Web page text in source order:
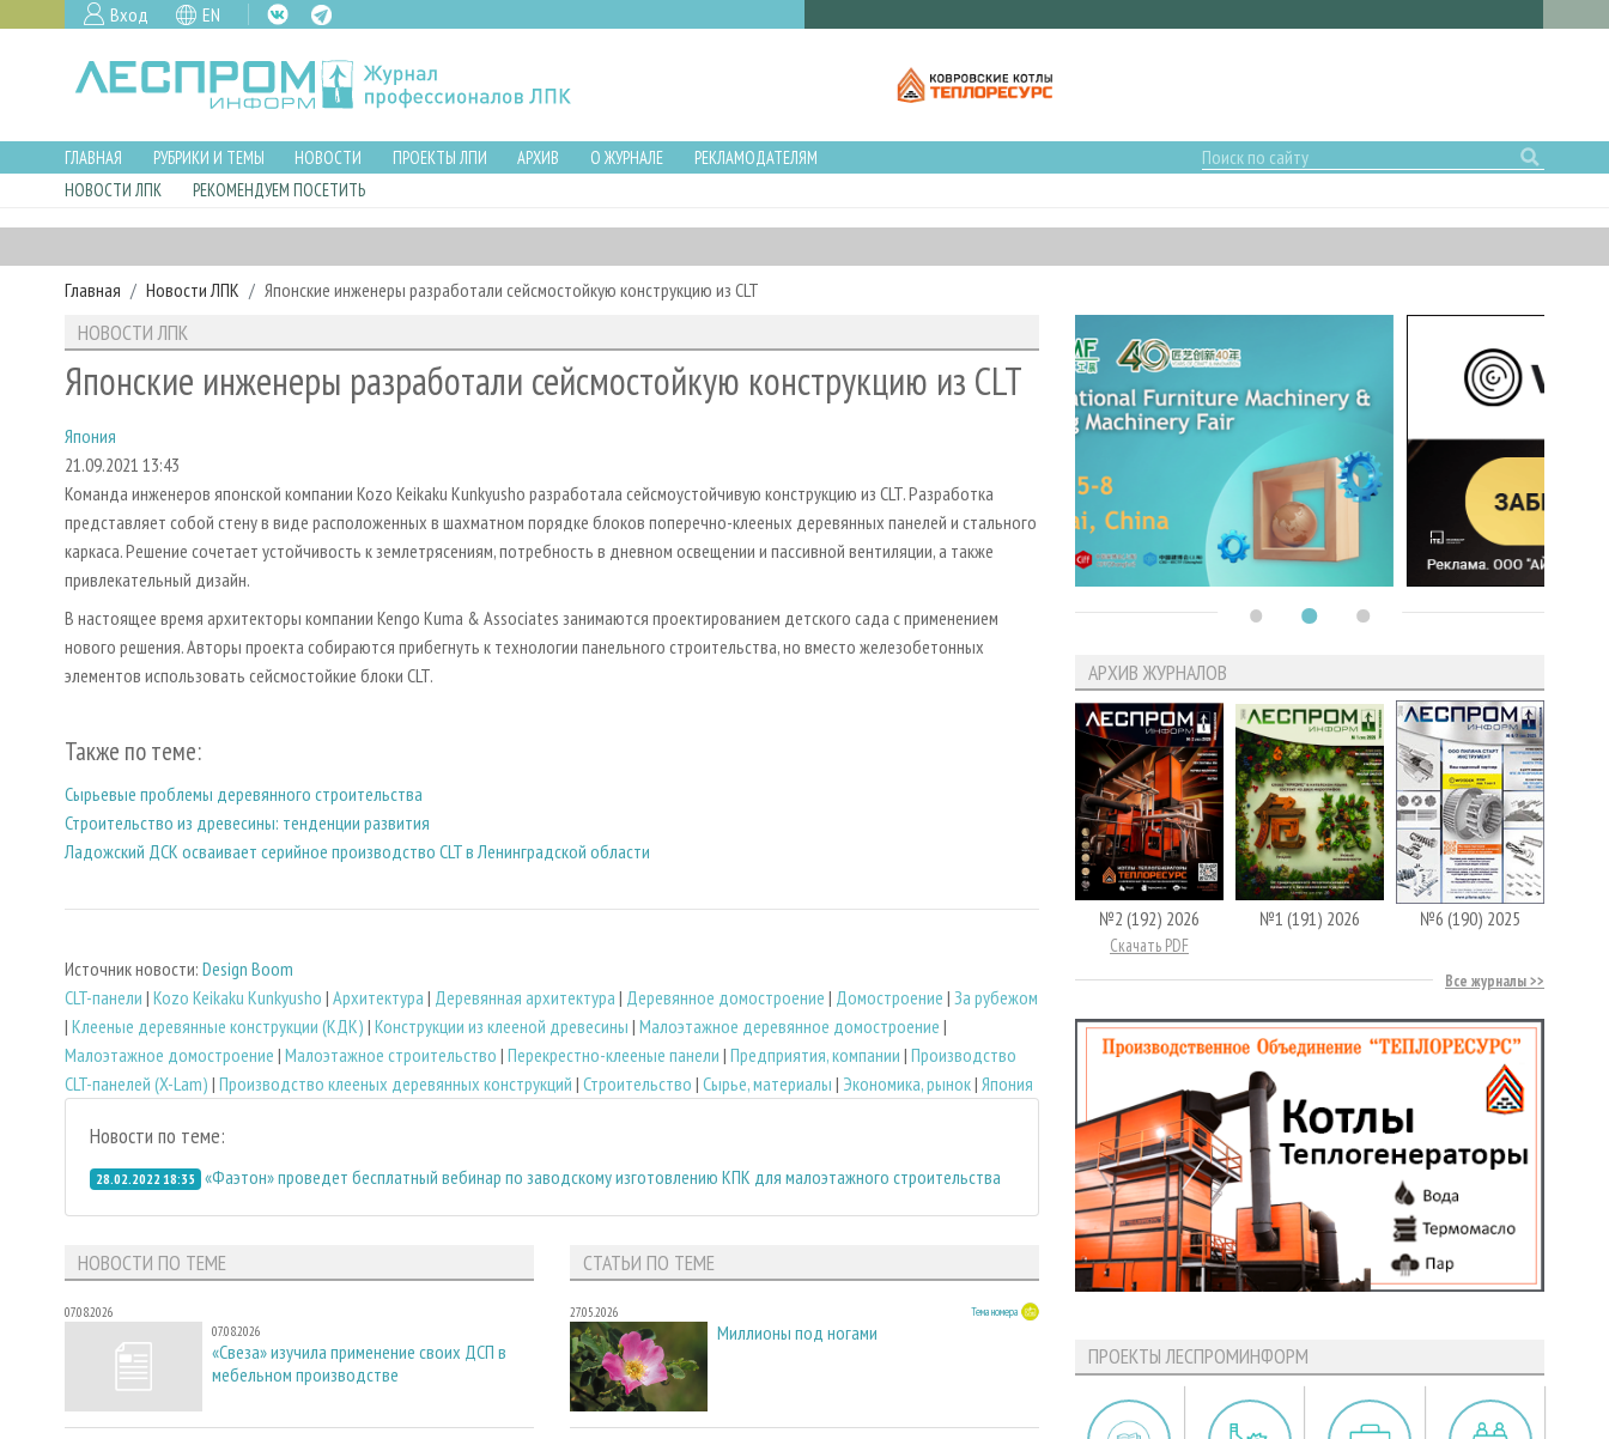
Вход EN
ГЛАВНАЯ РУБРИКИ И ТЕМЫ НОВОСТИ ПРОЕКТЫ ЛПИ АРХИВ О ЖУРНАЛЕ
РЕКЛАМОДАТЕЛЯМ
НОВОСТИ ЛПК
РЕКОМЕНДУЕМ ПОСЕТИТЬ
Главная Новости ЛПК Японские инженеры разработали сейсмостойкую конструкцию из CLT
НОВОСТИ ЛПК
Японские инженеры разработали сейсмостойкую конструкцию из CLT
Япония
21.09.2021 13:43
Команда инженеров японской компании Kozo Keikaku Kunkyusho разработала сейсмоустойчивую конструкцию из CLT. Разработка
представляет собой стену в виде расположенных в шахматном порядке блоков поперечно-клееных деревянных панелей и стального
каркаса. Решение сочетает устойчивость к землетрясениям, потребность в дневном освещении и пассивной вентиляции, а также
привлекательный дизайн.
В настоящее время архитекторы компании Kengo Kuma & Associates занимаются проектированием детского сада с применением
нового решения. Авторы проекта собираются прибегнуть к технологии панельного строительства, но вместо железобетонных
элементов использовать сейсмостойкие блоки CLT.
Также по теме:
Сырьевые проблемы деревянного строительства
Строительство из древесины: тенденции развития
Ладожский ДСК осваивает серийное производство CLT в Ленинградской области
Источник новости: Design Boom
CLT-панели | Kozo Keikaku Kunkyusho | Архитектура | Деревянная архитектура | Деревянное домостроение | Домостроение | За рубежом
| Клееные деревянные конструкции (КДК) | Конструкции из клееной древесины | Малоэтажное деревянное домостроение |
Малоэтажное домостроение | Малоэтажное строительство | Перекрестно-клееные панели | Предприятия, компании | Производство
CLT-панелей (X-Lam) | Производство клееных деревянных конструкций | Строительство | Сырье, материалы | Экономика, рынок| Япония
Новости по теме:
28.02.2022 18:35 «Фаэтон» проведет бесплатный вебинар по заводскому изготовлению КПК для малоэтажного строительства
НОВОСТИ ПО ТЕМЕ
07.08.2026
07.08.2026
«Свеза» изучила применение своих ДСП в
мебельном производстве
СТАТЬИ ПО ТЕМЕ
27.05.2026 Тема номера
Миллионы под ногами
АРХИВ ЖУРНАЛОВ
№2 (192) 2026
Скачать PDF
№1 (191) 2026 №6 (190) 2025
Все журналы
ПРОЕКТЫ ЛЕСПРОМИНФОРМ